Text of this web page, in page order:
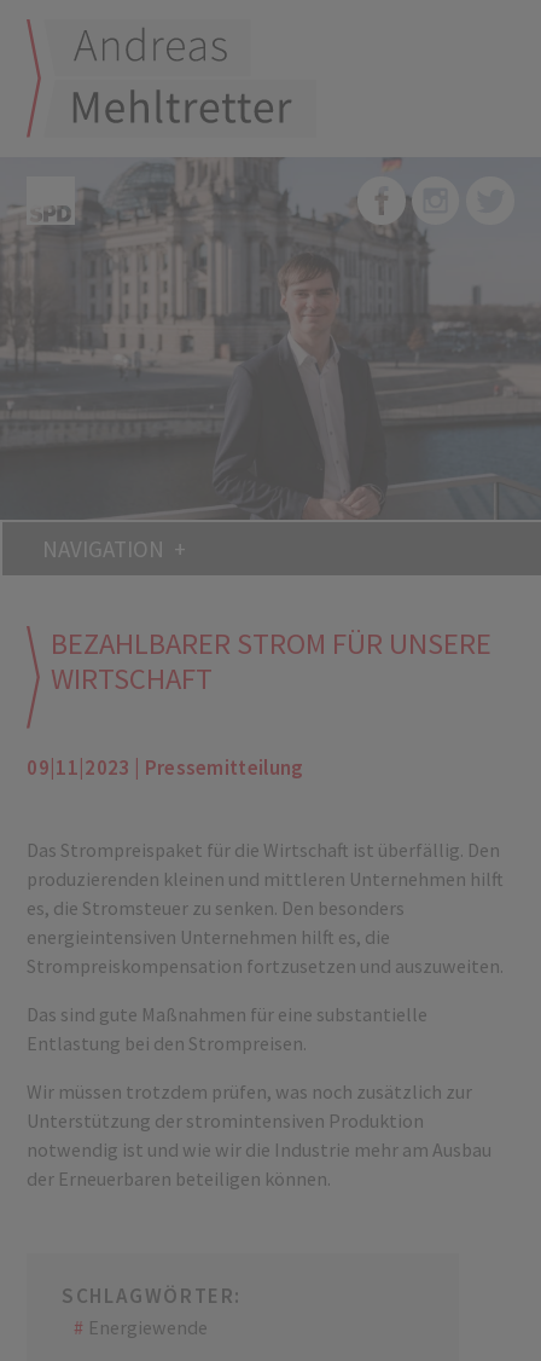
NAVIGATION
BEZAHLBARER STROM FÜR UNSERE
WIRTSCHAFT
09|11|2023 | Pressemitteilung
Das Strompreispaket für die Wirtschaft ist überfällig. Den
produzierenden kleinen und mittleren Unternehmen hilft
es, die Stromsteuer zu senken. Den besonders
energieintensiven Unternehmen hilft es, die
Strompreiskompensation fortzusetzen und auszuweiten.
Das sind gute Maßnahmen für eine substantielle
Entlastung bei den Strompreisen.
Wir müssen trotzdem prüfen, was noch zusätzlich zur
Unterstützung der stromintensiven Produktion
notwendig ist und wie wir die Industrie mehr am Ausbau
der Erneuerbaren beteiligen können.
SCHLAGWÖRTER:
Energiewende